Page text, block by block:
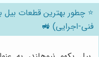
⭐️ چطور بهترین قطعات بیل
فنی-اجرایی) 🚜